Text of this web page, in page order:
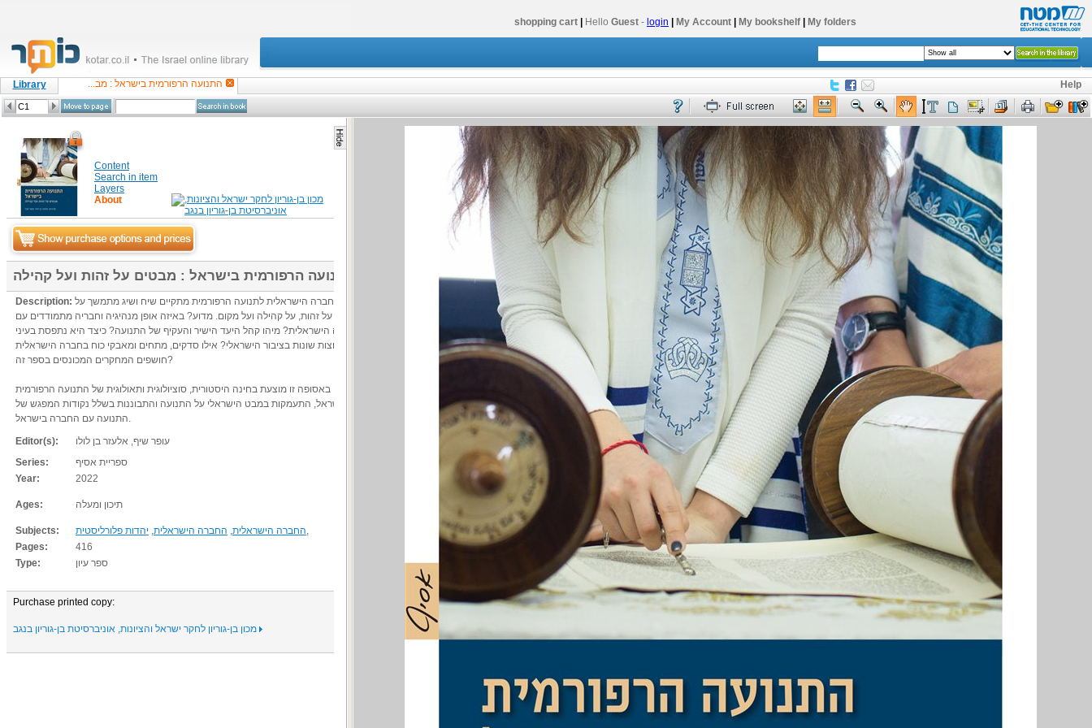
shopping cart Hello Guest - login My Account My bookshelf My folders
Library התנועה הרפורמית בישראל : מב... Help
Content
Search in item
Layers
About
התנועה הרפורמית בישראל : מבטים על זהות ועל קהילה
Description: בין החברה הישראלית לתנועה הרפורמית מתקיים שיח ושיג מתמשך על
גבולות, על זהות, על קהילה ועל מקום. מדוע? באיזה אופן מנהיגיה וחבריה מתמודדים עם
החברה הישראלית? מיהו קהל היעד הישיר והעקיף של התנועה? כיצד היא נתפסת בעיני
קבוצות שונות בציבור הישראלי? אילו סדקים, מתחים ומאבקי כוח בחברה הישראלית
חושפים המחקרים המכונסים בספר זה?
באסופה זו מוצעת בחינה היסטורית, סוציולוגית ותאולוגית של התנועה הרפורמית
בישראל, התעמקות במבט הישראלי על התנועה והתבוננות בשלל נקודות המפגש של
התנועה עם החברה בישראל.
Editor(s):
עופר שיף, אלעזר בן לולו
Series:
ספריית אסיף
Year:
2022
Ages: תיכון ומעלה
Subjects: החברה הישראלית, החברה הישראלית, יהדות פלורליסטית
,
Pages:
416
Type:
ספר עיון
Purchase printed copy: